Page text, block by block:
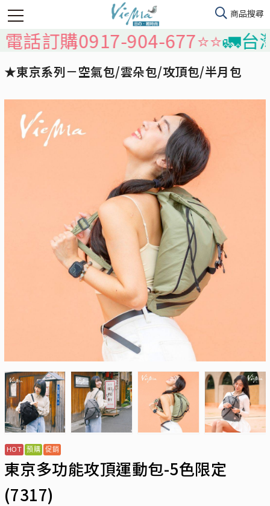
購0917-904-677⭐️⭐️🚛台灣本
★東京系列－空氣包/雲朵包/攻頂包/半月包
東京多功能攻頂運動包-5色限定
(7317)